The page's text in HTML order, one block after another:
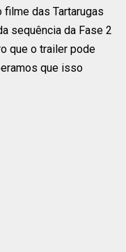
das Tartarugas
sequência da Fase 2
que o trailer pode
que isso